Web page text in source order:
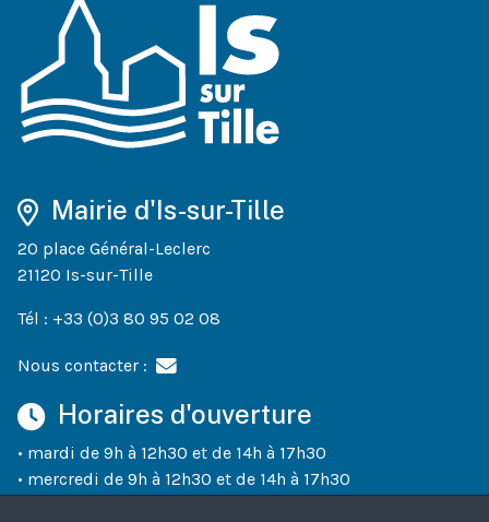
Mairie d'Is-sur-Tille
20 place Général-Leclerc
21120 Is-sur-Tille
Tél : +33 (0)3 80 95 02 08
Nous contacter :
Horaires d'ouverture
• mardi de 9h à 12h30 et de 14h à 17h30
• mercredi de 9h à 12h30 et de 14h à 17h30